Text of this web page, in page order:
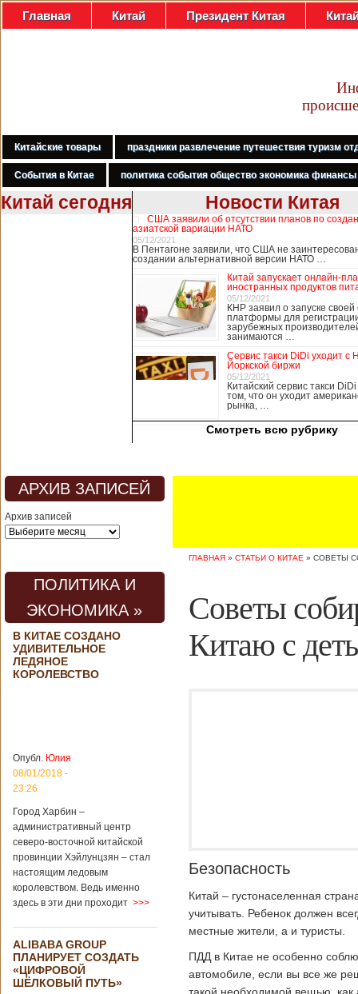
Главная Китай Президент Китая
Китайские товары праздники развлечение путешествия туризм
События в Китае политика события общество экономика финансы
Китай сегодня
чтобы власти
полностью
закрыли границу с
материковым
Китаем, что
короонавируса в
регионе.
протеста стало
профсоюзное
объединение
медицинских
работников. По
04/02/2020 - 15:45
Третий год
подряд Китай
становится
крупным
торговым
партнером
Германии
Как
свидетельствуют
данные, которые
Федеральным
статистическим
ведомством
Германии, в 2018
Новости Китая
США заявили об отсутствии планов по
азиатской вариации НАТО
05/12/2021
В Пентагоне заявили, что США не
создании альтернативной версии НАТО …
Китай запускает онлайн-
иностранных продуктов
05/12/2021
КНР заявил о запуске
платформы для
зарубежных
занимаются …
Сервис такси DiDi уходит с
Йоркской биржи
05/12/2021
Китайский сервис такси
том, что он уходит
рынка, …
Смотреть всю рубрику
АРХИВ ЗАПИСЕЙ
Архив записей
ПОЛИТИКА И
ЭКОНОМИКА »
В КИТАЕ СОЗДАНО
УДИВИТЕЛЬНОЕ
ЛЕДЯНОЕ
КОРОЛЕВСТВО
Опубл. Юлия
08/01/2018 -
23:26
Город Харбин –
административный центр
северо-восточной китайской
провинции Хэйлунцзян – стал
настоящим ледовым
королевством. Ведь именно
здесь в эти дни проходит >>>
ALIBABA GROUP
ПЛАНИРУЕТ СОЗДАТЬ
«ЦИФРОВОЙ
ШЁЛКОВЫЙ ПУТЬ»
ГЛАВНАЯ » СТАТЬИ О КИТАЕ » СОВЕТЫ
Советы
Китаю с
Безопасность
Китай – густонаселенная
учитывать. Ребенок должен
местные жители, а и туристы.
ПДД в Китае не особенно
автомобиле, если вы все же
такой необходимой вещью, как